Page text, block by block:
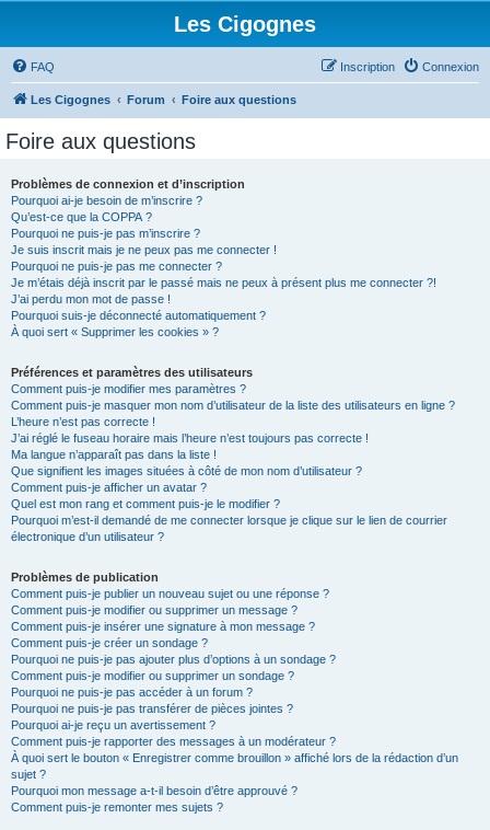
Les Cigognes
FAQ Connexion
Inscription
Les Cigognes Forum Foire aux questions
Foire aux questions
Problèmes de connexion et d’inscription
Pourquoi ai-je besoin de m’inscrire ?
Qu’est-ce que la COPPA ?
Pourquoi ne puis-je pas m’inscrire ?
Je suis inscrit mais je ne peux pas me connecter !
Pourquoi ne puis-je pas me connecter ?
Je m’étais déjà inscrit par le passé mais ne peux à présent plus me connecter ?!
J’ai perdu mon mot de passe !
Pourquoi suis-je déconnecté automatiquement ?
À quoi sert « Supprimer les cookies » ?
Préférences et paramètres des utilisateurs
Comment puis-je modifier mes paramètres ?
Comment puis-je masquer mon nom d’utilisateur de la liste des utilisateurs en ligne ?
L’heure n’est pas correcte !
J’ai réglé le fuseau horaire mais l’heure n’est toujours pas correcte !
Ma langue n’apparaît pas dans la liste !
Que signifient les images situées à côté de mon nom d’utilisateur ?
Comment puis-je afficher un avatar ?
Quel est mon rang et comment puis-je le modifier ?
Pourquoi m’est-il demandé de me connecter lorsque je clique sur le lien de courrier
électronique d’un utilisateur ?
Problèmes de publication
Comment puis-je publier un nouveau sujet ou une réponse ?
Comment puis-je modifier ou supprimer un message ?
Comment puis-je insérer une signature à mon message ?
Comment puis-je créer un sondage ?
Pourquoi ne puis-je pas ajouter plus d’options à un sondage ?
Comment puis-je modifier ou supprimer un sondage ?
Pourquoi ne puis-je pas accéder à un forum ?
Pourquoi ne puis-je pas transférer de pièces jointes ?
Pourquoi ai-je reçu un avertissement ?
Comment puis-je rapporter des messages à un modérateur ?
À quoi sert le bouton « Enregistrer comme brouillon » affiché lors de la rédaction d’un
sujet ?
Pourquoi mon message a-t-il besoin d’être approuvé ?
Comment puis-je remonter mes sujets ?